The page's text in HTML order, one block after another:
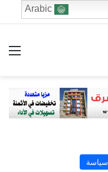
قرعة دوري أبطال إفريقيا 2026-2027.. نهضة بركان تترقب والمغرب الفاسي في مواجهة قوية والزمالك يصطدم ببطل جيبوتي
سياسة
Arabic